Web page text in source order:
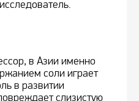
в Азии именно
соли играет
в развитии
слизистую